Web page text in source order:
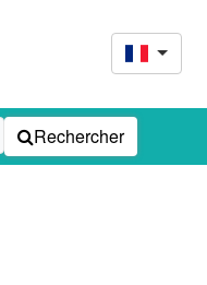
Rechercher